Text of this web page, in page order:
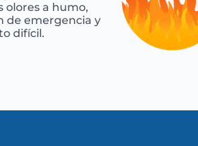
olores a humo,
de emergencia y
difícil.